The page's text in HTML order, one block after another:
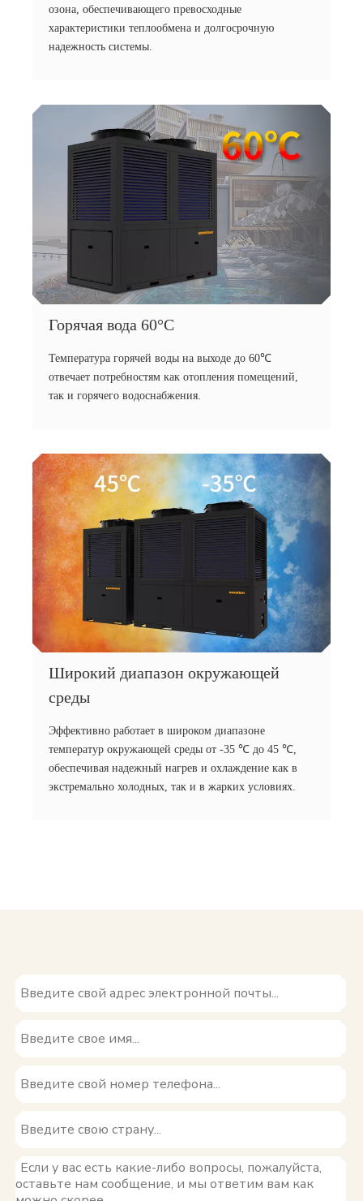
озона, обеспечивающего превосходные
характеристики теплообмена и долгосрочную
надежность системы.
Горячая вода 60°C
Температура горячей воды на выходе до 60℃
отвечает потребностям как отопления помещений,
так и горячего водоснабжения.
Широкий диапазон окружающей
среды
Эффективно работает в широком диапазоне
температур окружающей среды от -35 ℃ до 45 ℃,
обеспечивая надежный нагрев и охлаждение как в
экстремально холодных, так и в жарких условиях.